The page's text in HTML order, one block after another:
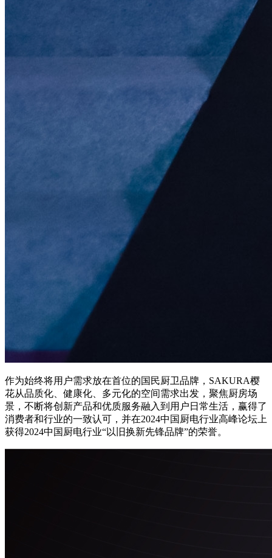
作为始终将用户需求放在首位的国民厨卫品牌，SAKURA樱
花从品质化、健康化、多元化的空间需求出发，聚焦厨房场
景，不断将创新产品和优质服务融入到用户日常生活，赢得了
消费者和行业的一致认可，并在2024中国厨电行业高峰论坛上
获得2024中国厨电行业“以旧换新先锋品牌”的荣誉。